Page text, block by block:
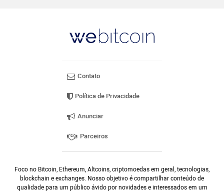
Contato
Política de Privacidade
Anunciar
Parceiros
Foco no Bitcoin, Ethereum, Altcoins, criptomoedas em geral, tecnologias,
blockchain e exchanges. Nosso objetivo é compartilhar conteúdo de
qualidade para um público ávido por novidades e interessados em um